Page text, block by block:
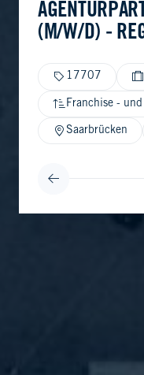
(M/W/D) -
17707
Franchise -
Saarbrücken